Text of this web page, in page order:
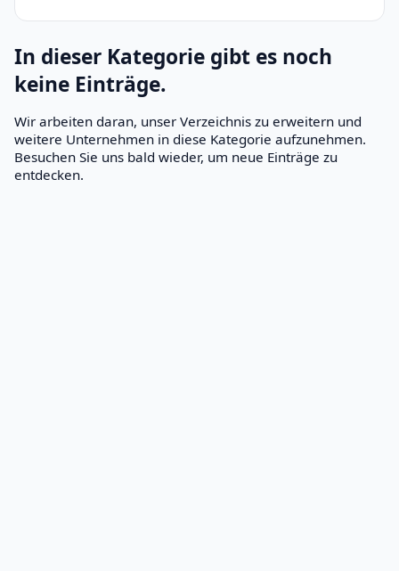
In dieser Kategorie gibt es noch
keine Einträge.
Wir arbeiten daran, unser Verzeichnis zu erweitern und
weitere Unternehmen in diese Kategorie aufzunehmen.
Besuchen Sie uns bald wieder, um neue Einträge zu
entdecken.